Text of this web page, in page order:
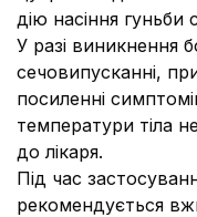
дію насіння гуньби
У разі виникнення
сечовипусканні,
посиленні
температури тіла
до лікаря.
Під час
рекомендується